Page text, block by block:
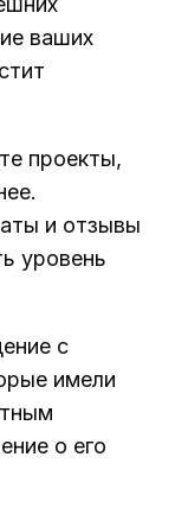
ваших
проекты,
и отзывы
уровень
с
имели
о его